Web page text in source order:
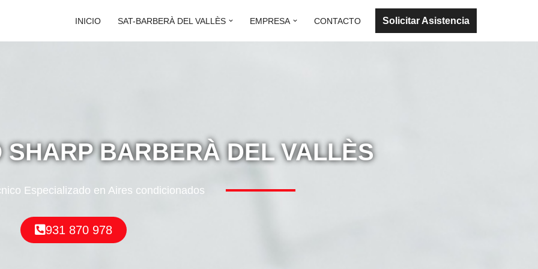
INICIO SAT-BARBERÀ DEL VALLÈS EMPRESA CONTACTO Solicitar Asistencia
SHARP BARBERÀ DEL VALLÈS
Especializado en Aires condicionados
931 870 978